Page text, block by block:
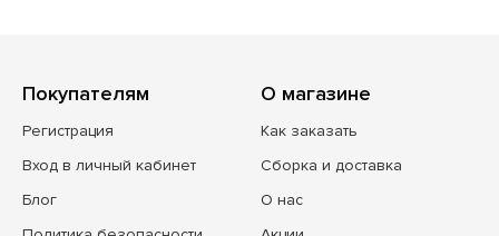
Покупателям
Регистрация
Вход в личный кабинет
Блог
О магазине
Как заказать
Сборка и доставка
О нас